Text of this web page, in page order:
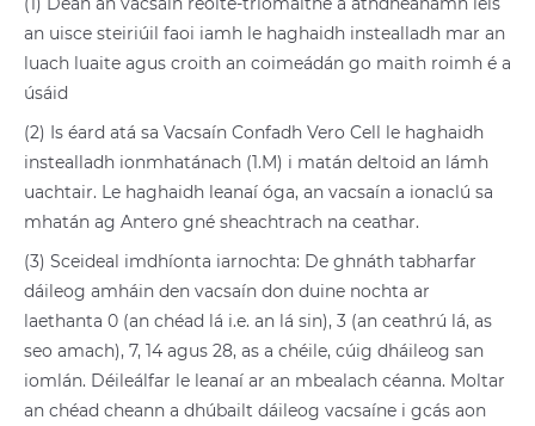
an uisce steiriúil faoi iamh le haghaidh instealladh mar an
luach luaite agus croith an coimeádán go maith roimh é a
úsáid
(2) Is éard atá sa Vacsaín Confadh Vero Cell le haghaidh
instealladh ionmhatánach (1.M) i matán deltoid an lámh
uachtair. Le haghaidh leanaí óga, an vacsaín a ionaclú sa
mhatán ag Antero gné sheachtrach na ceathar.
(3) Sceideal imdhíonta iarnochta: De ghnáth tabharfar
dáileog amháin den vacsaín don duine nochta ar
laethanta 0 (an chéad lá i.e. an lá sin), 3 (an ceathrú lá, as
seo amach), 7, 14 agus 28, as a chéile, cúig dháileog san
iomlán. Déileálfar le leanaí ar an mbealach céanna. Moltar
an chéad cheann a dhúbailt dáileog vacsaíne i gcás aon